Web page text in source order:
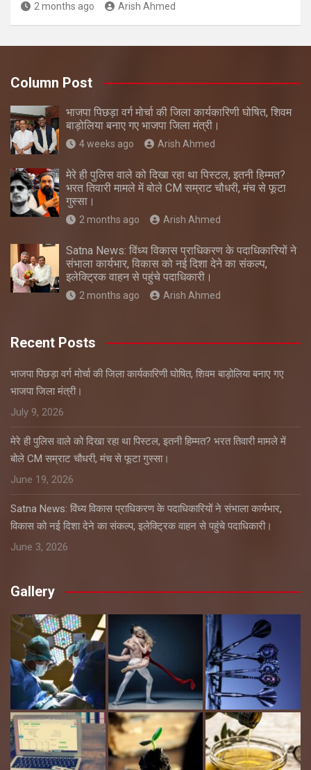
2 months ago Arish Ahmed
Column Post
भाजपा पिछड़ा वर्ग मोर्चा की जिला कार्यकारिणी घोषित, शिवम
बाड़ोलिया बनाए गए भाजपा जिला मंत्री।
4 weeks ago Arish Ahmed
मेरे ही पुलिस वाले को दिखा रहा था पिस्टल, इतनी हिम्मत?
भरत तिवारी मामले में बोले CM सम्राट चौधरी, मंच से फूटा
गुस्सा।
2 months ago Arish Ahmed
Satna News: विंध्य विकास प्राधिकरण के पदाधिकारियों ने
संभाला कार्यभार, विकास को नई दिशा देने का संकल्प,
इलेक्ट्रिक वाहन से पहुंचे पदाधिकारी।
2 months ago Arish Ahmed
Recent Posts
भाजपा पिछड़ा वर्ग मोर्चा की जिला कार्यकारिणी घोषित, शिवम बाड़ोलिया बनाए गए
भाजपा जिला मंत्री।
July 9, 2026
मेरे ही पुलिस वाले को दिखा रहा था पिस्टल, इतनी हिम्मत? भरत तिवारी मामले में
बोले CM सम्राट चौधरी, मंच से फूटा गुस्सा।
June 19, 2026
Satna News: विंध्य विकास प्राधिकरण के पदाधिकारियों ने संभाला कार्यभार,
विकास को नई दिशा देने का संकल्प, इलेक्ट्रिक वाहन से पहुंचे पदाधिकारी।
June 3, 2026
Gallery